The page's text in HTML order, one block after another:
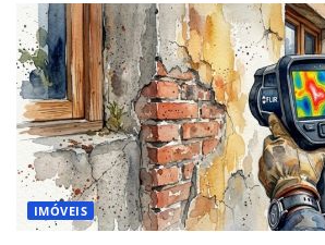
IMÓVEIS